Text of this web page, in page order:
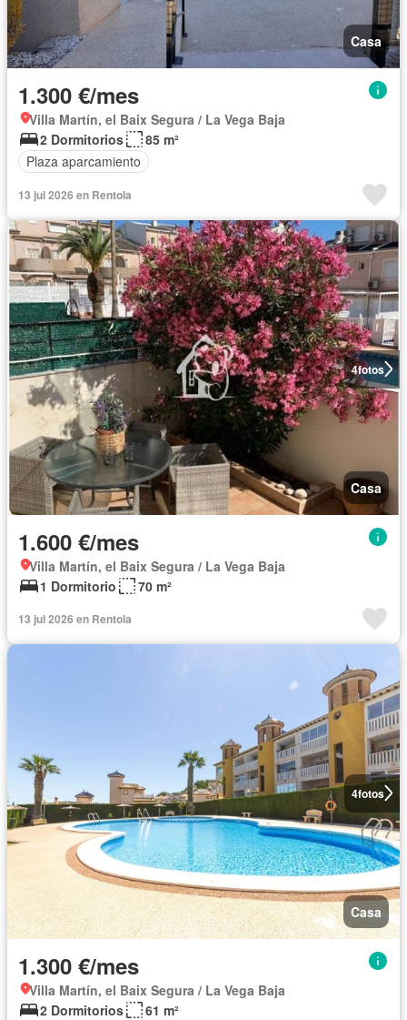
Casa
1.300 €/mes
Villa Martín, el Baix Segura / La Vega Baja
2 Dormitorios
85 m²
Plaza aparcamiento
13 jul 2026 en Rentola
4fotos
Casa
1.600 €/mes
Villa Martín, el Baix Segura / La Vega Baja
1 Dormitorio
70 m²
13 jul 2026 en Rentola
4fotos
Casa
1.300 €/mes
Villa Martín, el Baix Segura / La Vega Baja
2 Dormitorios
61 m²